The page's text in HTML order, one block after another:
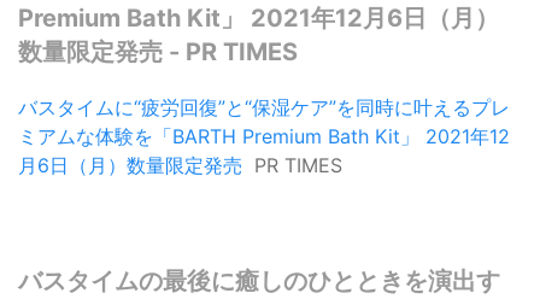
Premium Bath Kit」 2021年12月6日（月）
数量限定発売 - PR TIMES
バスタイムに“疲労回復”と“保湿ケア”を同時に叶えるプレ
ミアムな体験を「BARTH Premium Bath Kit」 2021年12
月6日（月）数量限定発売 PR TIMES
バスタイムの最後に癒しのひとときを演出す